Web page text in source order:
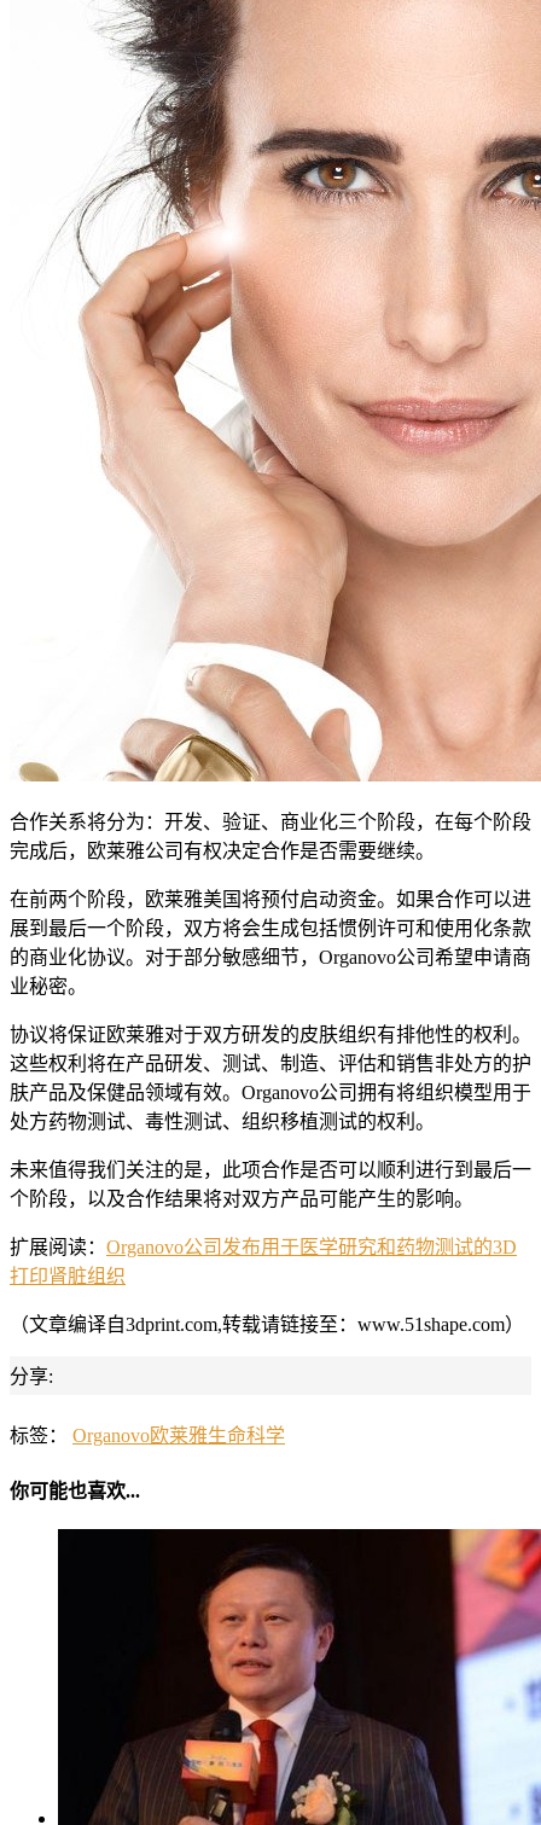
合作关系将分为：开发、验证、商业化三个阶段，在每个阶段
完成后，欧莱雅公司有权决定合作是否需要继续。
在前两个阶段，欧莱雅美国将预付启动资金。如果合作可以进
展到最后一个阶段，双方将会生成包括惯例许可和使用化条款
的商业化协议。对于部分敏感细节，Organovo公司希望申请商
业秘密。
协议将保证欧莱雅对于双方研发的皮肤组织有排他性的权利。
这些权利将在产品研发、测试、制造、评估和销售非处方的护
肤产品及保健品领域有效。Organovo公司拥有将组织模型用于
处方药物测试、毒性测试、组织移植测试的权利。
未来值得我们关注的是，此项合作是否可以顺利进行到最后一
个阶段，以及合作结果将对双方产品可能产生的影响。
扩展阅读： Organovo公司发布用于医学研究和药物测试的3D
打印肾脏组织
（文章编译自3dprint.com,转载请链接至：www.51shape.com）
分享:
标签： Organovo欧莱雅生命科学
你可能也喜欢...